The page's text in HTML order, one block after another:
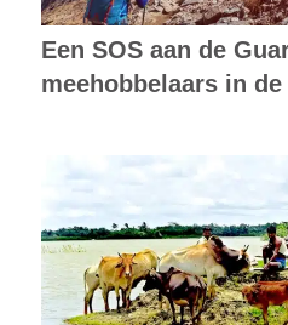
Een SOS aan de
meehobbelaars in